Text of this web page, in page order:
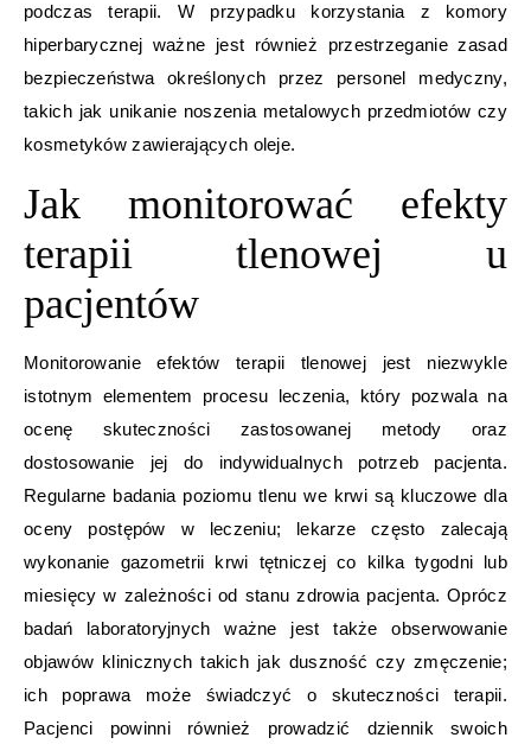
podczas terapii. W przypadku korzystania z komory
hiperbarycznej ważne jest również przestrzeganie zasad
bezpieczeństwa określonych przez personel medyczny,
takich jak unikanie noszenia metalowych przedmiotów czy
kosmetyków zawierających oleje.
Jak monitorować efekty
terapii tlenowej u
pacjentów
Monitorowanie efektów terapii tlenowej jest niezwykle
istotnym elementem procesu leczenia, który pozwala na
ocenę skuteczności zastosowanej metody oraz
dostosowanie jej do indywidualnych potrzeb pacjenta.
Regularne badania poziomu tlenu we krwi są kluczowe dla
oceny postępów w leczeniu; lekarze często zalecają
wykonanie gazometrii krwi tętniczej co kilka tygodni lub
miesięcy w zależności od stanu zdrowia pacjenta. Oprócz
badań laboratoryjnych ważne jest także obserwowanie
objawów klinicznych takich jak duszność czy zmęczenie;
ich poprawa może świadczyć o skuteczności terapii.
Pacjenci powinni również prowadzić dziennik swoich